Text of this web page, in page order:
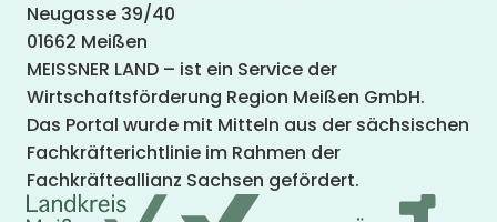
Neugasse 39/40
01662 Meißen
MEISSNER LAND – ist ein Service der
Wirtschaftsförderung Region Meißen GmbH.
Das Portal wurde mit Mitteln aus der sächsischen
Fachkräfterichtlinie im Rahmen der
Fachkräfteallianz Sachsen gefördert.